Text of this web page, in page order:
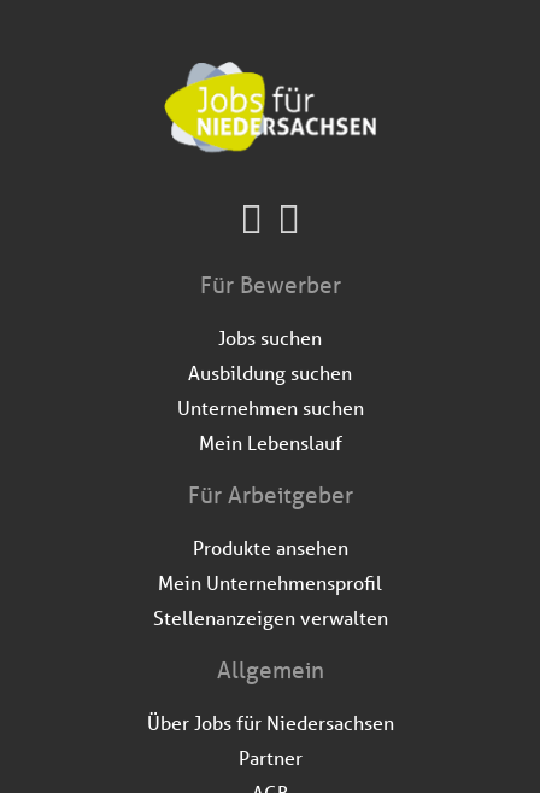
Für Bewerber
Jobs suchen
Ausbildung suchen
Unternehmen suchen
Mein Lebenslauf
Für Arbeitgeber
Produkte ansehen
Mein Unternehmensprofil
Stellenanzeigen verwalten
Allgemein
Über Jobs für Niedersachsen
Partner